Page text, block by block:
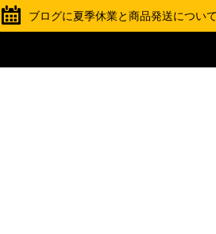
ブログに夏季休業と商品発送につい